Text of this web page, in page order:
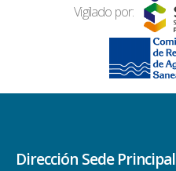
Vigilado por:
Dirección Sede Principal